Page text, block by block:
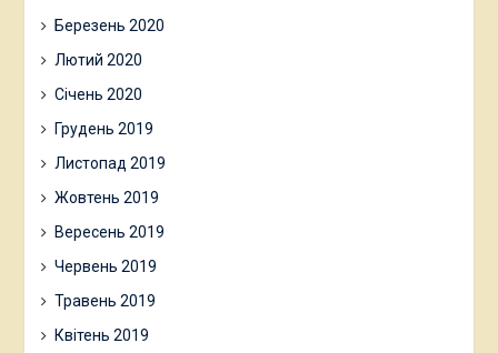
Березень 2020
Лютий 2020
Січень 2020
Грудень 2019
Листопад 2019
Жовтень 2019
Вересень 2019
Червень 2019
Травень 2019
Квітень 2019